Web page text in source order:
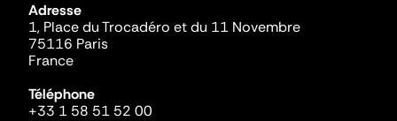
Adresse
1, Place du Trocadéro et du 11 Novembre
75116 Paris
France
Téléphone
+33 1 58 51 52 00